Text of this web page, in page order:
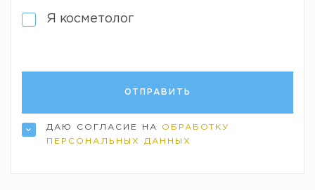
Я косметолог
ДАЮ СОГЛАСИЕ НА ОБРАБОТКУ
ПЕРСОНАЛЬНЫХ ДАННЫХ